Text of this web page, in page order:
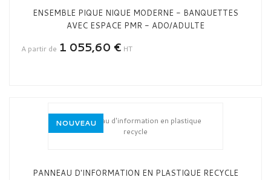
ENSEMBLE PIQUE NIQUE MODERNE - BANQUETTES
AVEC ESPACE PMR - ADO/ADULTE
A partir de 1 055,60 € HT
NOUVEAU
PANNEAU D'INFORMATION EN PLASTIQUE RECYCLE